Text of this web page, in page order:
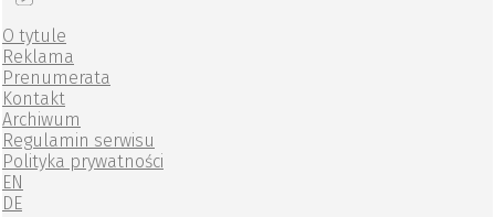
O tytule
Reklama
Prenumerata
Kontakt
Archiwum
Regulamin serwisu
Polityka prywatności
EN
DE